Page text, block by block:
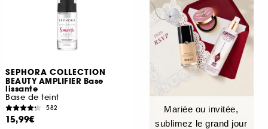
SEPHORA COLLECTION
BEAUTY AMPLIFIER Base
lissante
Base de teint
582
15,99€
Mariée ou invitée,
sublimez le grand jour